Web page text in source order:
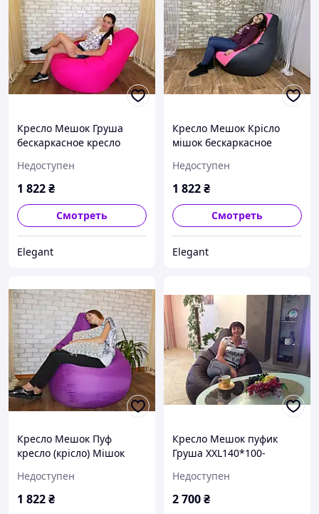
Кресло Мешок Груша
бескаркасное кресло
140*100 см
Недоступен
1 822₴
Смотреть
Elegant
Кресло Мешок Крісло
мішок бескаркасное
серый Оксфорд 600
Большой
Недоступен
1 822₴
Смотреть
Elegant
Кресло Мешок Пуф
кресло (крісло) Мішок
большой фиолетовый
Недоступен
1 822₴
Кресло Мешок пуфик
Груша ХХL140*100-
кресло кожзам Премиум
Недоступен
2 700₴